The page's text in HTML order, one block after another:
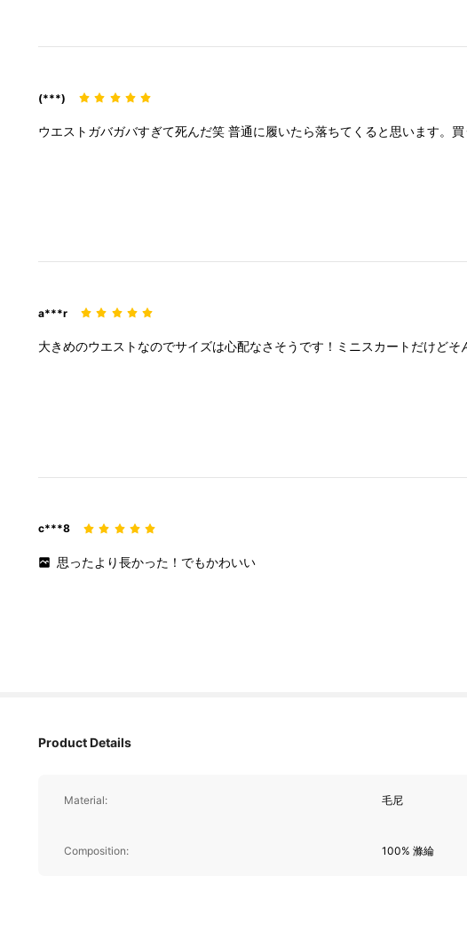
(***)
ウエストガバガバすぎて死んだ笑 普通に履いたら落ちてくると思います。
a***r
大きめのウエストなのでサイズは心配なさそうです！ミニスカートだけど
c***8
思ったより長かった！でもかわいい
Product Details
Material: 毛尼
Composition: 100% 滌綸